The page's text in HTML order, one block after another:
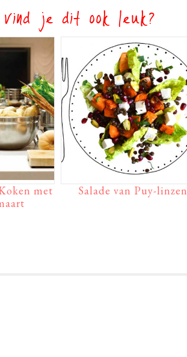
vind je dit ook leuk?
met
Salade van Puy-linzen